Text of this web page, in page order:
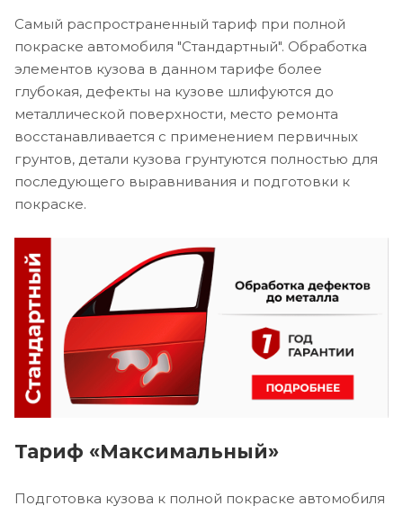
Самый распространенный тариф при полной
покраске автомобиля "Стандартный". Обработка
элементов кузова в данном тарифе более
глубокая, дефекты на кузове шлифуются до
металлической поверхности, место ремонта
восстанавливается с применением первичных
грунтов, детали кузова грунтуются полностью для
последующего выравнивания и подготовки к
покраске.
Тариф «Максимальный»
Подготовка кузова к полной покраске автомобиля